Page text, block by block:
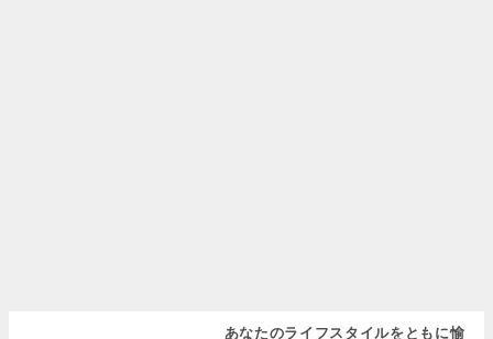
あなたのライフスタイルをともに愉